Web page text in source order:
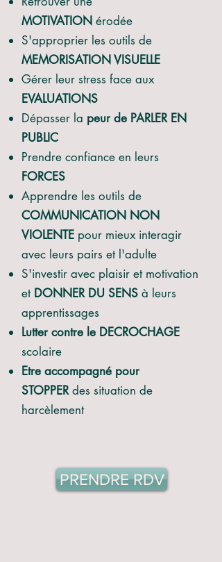
MOTIVATION érodée
S'approprier les outils de
MEMORISATION VISUELLE
Gérer leur stress face aux
EVALUATIONS
Dépasser la peur de PARLER EN
PUBLIC
Prendre confiance en leurs
FORCES
Apprendre les outils de
COMMUNICATION NON
VIOLENTE pour mieux interagir
avec leurs pairs et l'adulte
S'investir avec plaisir et motivation
et DONNER DU SENS à leurs
apprentissages
Lutter contre le DECROCHAGE
scolaire
Etre accompagné pour
STOPPERdes situation de
harcèlement
PRENDRE RDV